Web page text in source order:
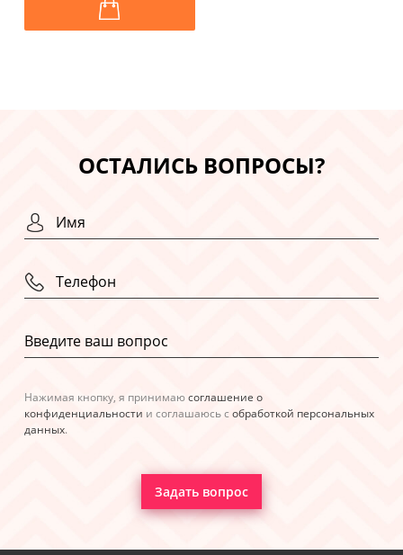
ОСТАЛИСЬ ВОПРОСЫ?
Нажимая кнопку, я принимаюсоглашение о
конфиденциальности и соглашаюсь с обработкой персональных
данных.
Задать вопрос